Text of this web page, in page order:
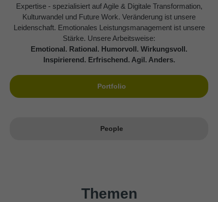
Expertise - spezialisiert auf Agile & Digitale Transformation,
Kulturwandel und Future Work. Veränderung ist unsere
Leidenschaft. Emotionales Leistungsmanagement ist unsere
Stärke. Unsere Arbeitsweise:
Emotional. Rational. Humorvoll. Wirkungsvoll.
Inspirierend. Erfrischend. Agil. Anders.
Portfolio
People
Themen